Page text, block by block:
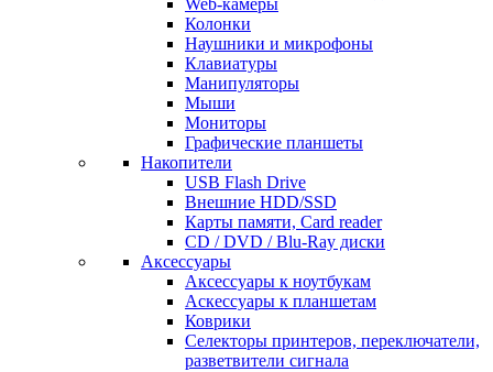
Web-камеры
Колонки
Наушники и микрофоны
Клавиатуры
Манипуляторы
Мыши
Мониторы
Графические планшеты
Накопители
USB Flash Drive
Внешние HDD/SSD
Карты памяти, Card reader
CD / DVD / Blu-Ray диски
Аксессуары
Аксессуары к ноутбукам
Аскессуары к планшетам
Коврики
Селекторы принтеров, переключатели,
разветвители сигнала